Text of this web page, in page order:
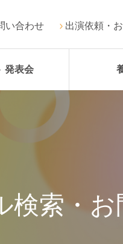
い合わせ 出演依頼・
発表会
検索・